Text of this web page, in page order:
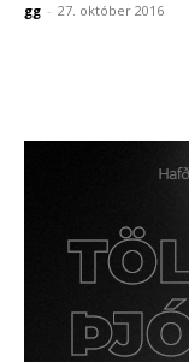
gg - 27. október 2016